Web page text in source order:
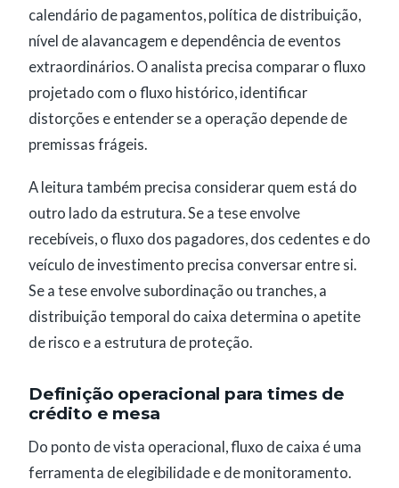
calendário de pagamentos, política de distribuição,
nível de alavancagem e dependência de eventos
extraordinários. O analista precisa comparar o fluxo
projetado com o fluxo histórico, identificar
distorções e entender se a operação depende de
premissas frágeis.
A leitura também precisa considerar quem está do
outro lado da estrutura. Se a tese envolve
recebíveis, o fluxo dos pagadores, dos cedentes e do
veículo de investimento precisa conversar entre si.
Se a tese envolve subordinação ou tranches, a
distribuição temporal do caixa determina o apetite
de risco e a estrutura de proteção.
Definição operacional para times de
crédito e mesa
Do ponto de vista operacional, fluxo de caixa é uma
ferramenta de elegibilidade e de monitoramento.